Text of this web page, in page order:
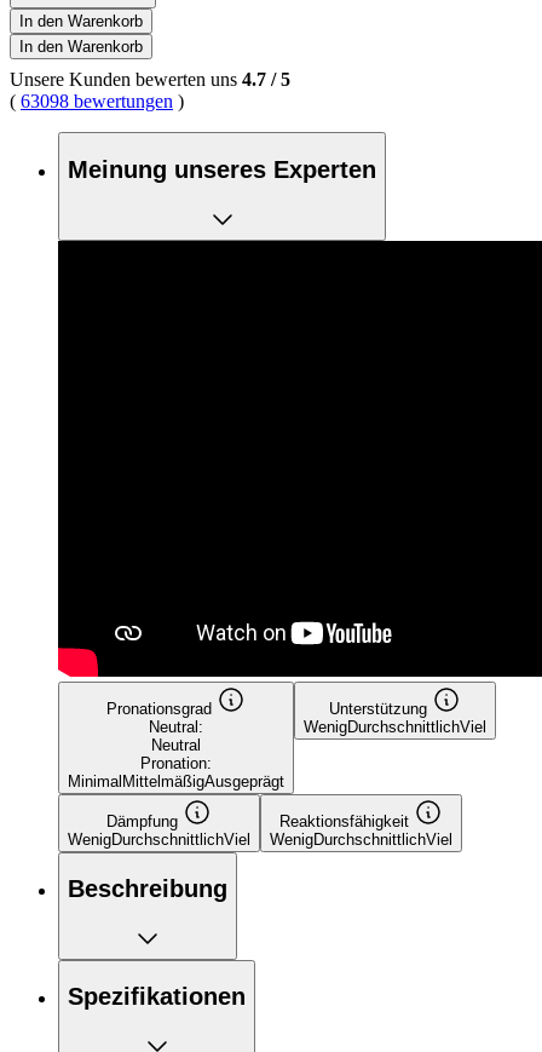
In den Warenkorb
In den Warenkorb
Unsere Kunden bewerten uns 4.7 /5
( 63098 bewertungen )
Meinung unseres Experten
Pronationsgrad
Neutral:
Neutral
Pronation:
MinimalMittelmäßigAusgeprägt
Unterstützung
WenigDurchschnittlichViel
Dämpfung
WenigDurchschnittlichViel
Reaktionsfähigkeit
WenigDurchschnittlichViel
Beschreibung
Spezifikationen